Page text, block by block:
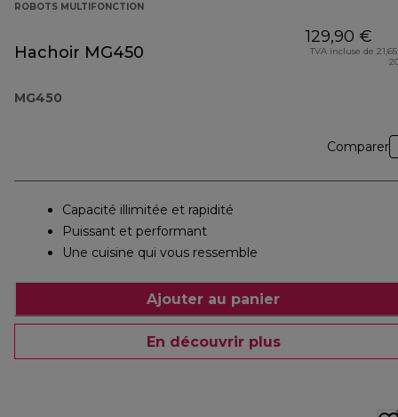
ROBOTS MULTIFONCTION
Hachoir MG450
MG450
129,90 €
TVA incluse de
Comparer
Capacité illimitée et rapidité
Puissant et performant
Une cuisine qui vous ressemble
Ajouter au panier
En découvrir plus